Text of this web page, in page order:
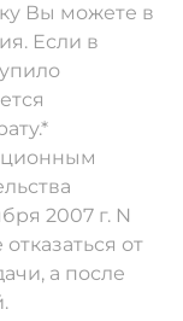
Вы можете в
Если в
2007 г. N
от
а после